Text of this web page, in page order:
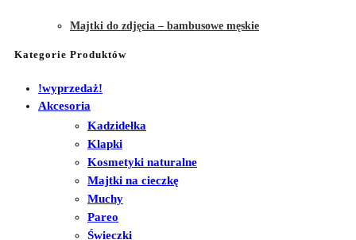
Majtki do zdjęcia – bambusowe męskie
Kategorie Produktów
!wyprzedaż!
Akcesoria
Kadzidełka
Klapki
Kosmetyki naturalne
Majtki na cieczkę
Muchy
Pareo
Świeczki